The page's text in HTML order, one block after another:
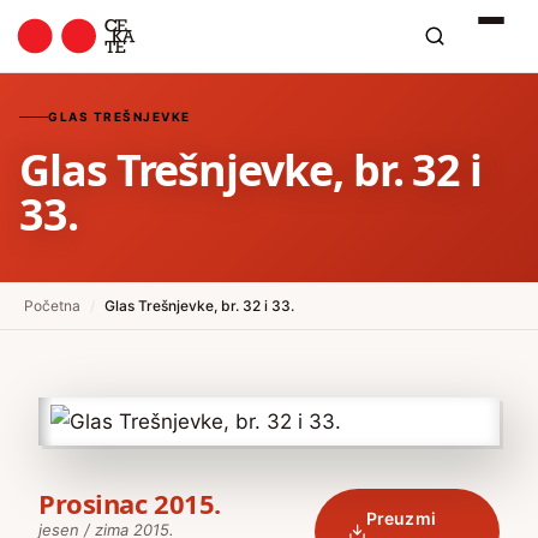
GLAS TREŠNJEVKE
Glas Trešnjevke, br. 32 i
33.
Početna Glas Trešnjevke, br. 32 i 33.
Prosinac 2015.
jesen / zima 2015.
Preuzmi